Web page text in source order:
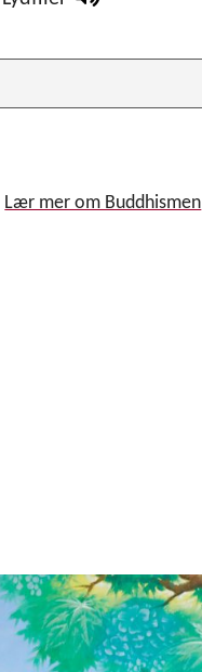
Lær mer om Buddhismen